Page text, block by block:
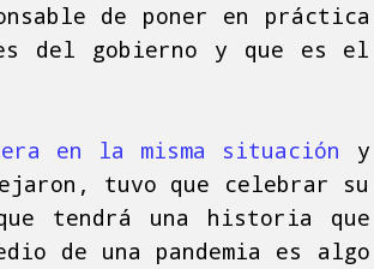
de poner en práctica
del gobierno y que es el
en la misma situación
y
tuvo que celebrar su
tendrá una historia que
de una pandemia es algo